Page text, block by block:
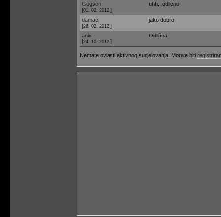
Gogson
[01. 02. 2012. ]
uhh.. odlicno
damac
[26. 02. 2012. ]
jako dobro
anix
[24. 10. 2012. ]
Odlična
Nemate ovlasti aktivnog sudjelovanja. Morate biti